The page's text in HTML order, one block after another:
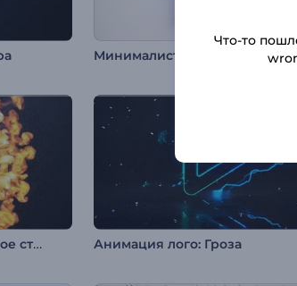
Анимация лого: Огненное столкновение Анимация лого: Гроза
Что-то